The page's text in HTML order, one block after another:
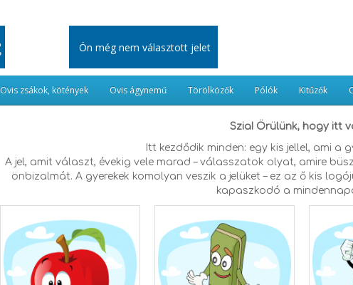
Ön még nem választott jelet
Ovis zsákok, kötények Ovis ágynemű Törölközők Pólók Kitűzők
Szia! Örülünk, hogy itt
Itt kezdődik minden: egy kis jellel, ami a
A jel, amit választ, évekig vele marad – válasszatok olyat, amire
önbizalmát. A gyerekek komolyan veszik a jelüket – ez az ő kis
kapaszkodó a